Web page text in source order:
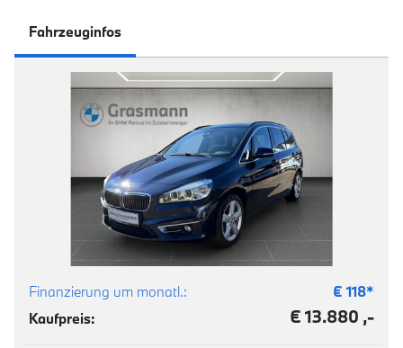
Fahrzeuginfos
Finanzierung um monatl.: € 118*
Kaufpreis:
€ 13.880 ,-